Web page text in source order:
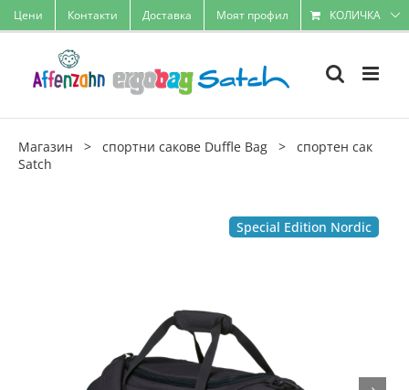
Skip
to
Цени Контакти Доставка Моят профил КОЛИЧКА
Магазин > спортни сакове Duffle Bag > спортен сак
Satch
Special Edition Nordic